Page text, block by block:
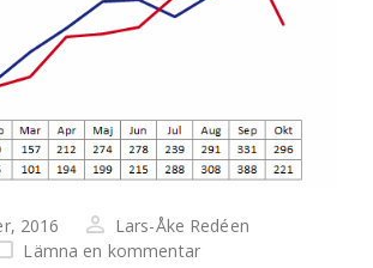
2016
Lars-Åke Redéen
Lämna en kommentar